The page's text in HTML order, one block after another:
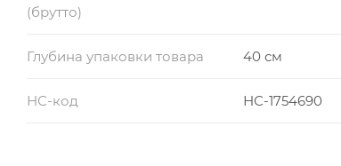
(брутто)
Глубина упаковки товара 40 см
НС-код НС-1754690